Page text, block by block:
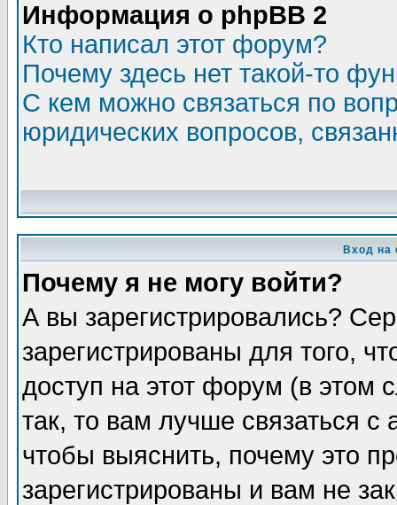
Информация о phpBB 2
Кто написал этот форум?
Почему здесь нет такой-то
С кем можно связаться по
юридических вопросов,
Вход на
Почему я не могу войти?
А вы зарегистрировались?
зарегистрированы для того,
доступ на этот форум (в этом
так, то вам лучше связаться
чтобы выяснить, почему это
зарегистрированы и вам не